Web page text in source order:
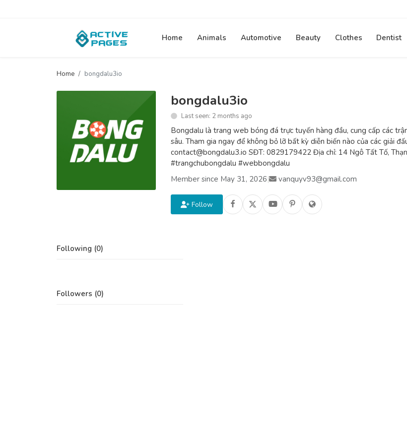
Home Animals Automotive Beauty Clothes Dentist
Home bongdalu3io
bongdalu3io
Last seen: 2 months ago
Bongdalu là trang web bóng đá trực tuyến hàng đầu, cung cấp các
sâu. Tham gia ngay để không bỏ lỡ bất kỳ diễn biến nào của các giải
contact@bongdalu3.io SĐT: 0829179422 Địa chỉ: 14 Ngô Tất Tố,
#trangchubongdalu #webbongdalu
Member since May 31, 2026| vanquyv93@gmail.com
Follow
Following (0)
Followers (0)